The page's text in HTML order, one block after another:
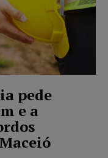
pede
e a